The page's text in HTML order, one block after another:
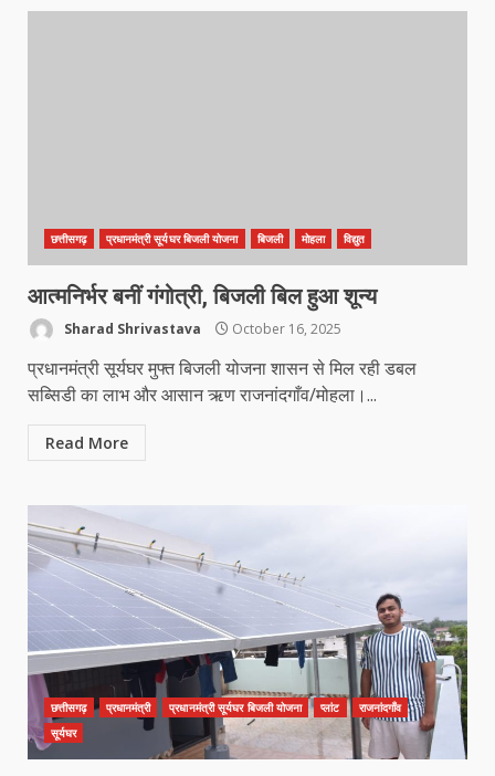
छत्तीसगढ़ प्रधानमंत्री सूर्यघर बिजली योजना बिजली मोहला विद्युत
आत्मनिर्भर बनीं गंगोत्री, बिजली बिल हुआ शून्य
Sharad Shrivastava October 16, 2025
प्रधानमंत्री सूर्यघर मुफ्त बिजली योजना शासन से मिल रही डबल
सब्सिडी का लाभ और आसान ऋण राजनांदगाँव/मोहला।...
Read More
छत्तीसगढ़ प्रधानमंत्री प्रधानमंत्री सूर्यघर बिजली योजना प्लांट
राजनांदगाँव
सूर्यघर
3
कार्यालय का घेराव
March 24, 2026
4
DKSZC सदस्य पापा राव ने 17 माओवादियों
5
सब जूनियर बालिका वर्ग का खिताब
March 24, 2026
6
खल्लारी माता मंदिर का रोप-वे टूटा, महिला
की मौत
March 22, 2026